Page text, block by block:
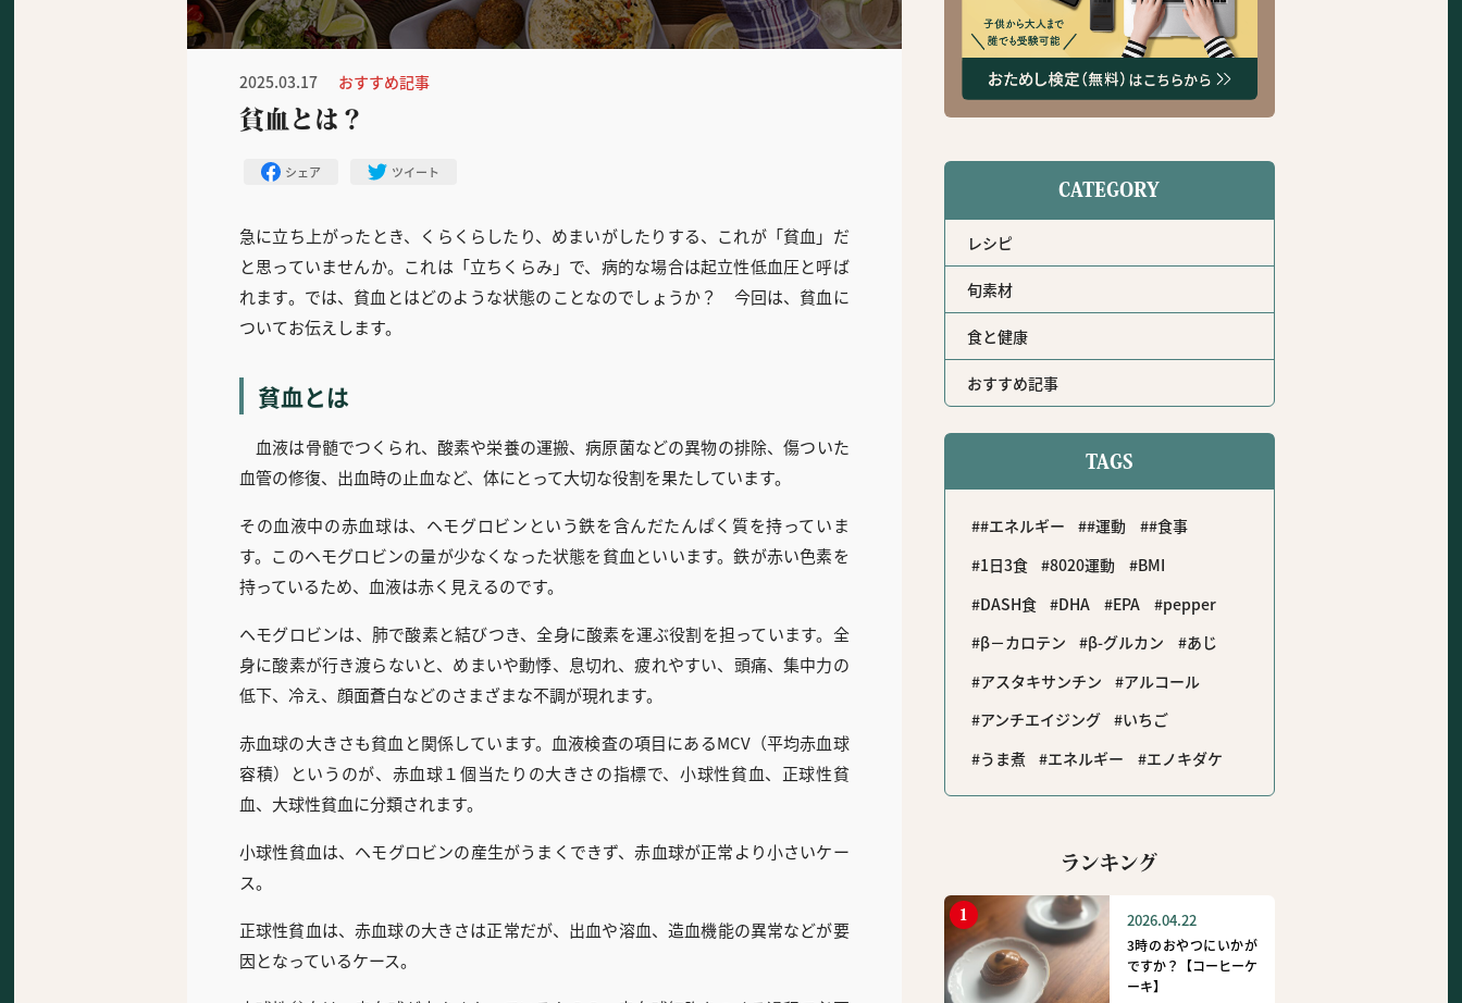
2025.03.17 おすすめ記事
貧血とは？
シェア ツイート
急に立ち上がったとき、くらくらしたり、めまいがしたりする、これが「貧血」だ
と思っていませんか。これは「立ちくらみ」で、病的な場合は起立性低血圧と呼ば
れます。では、貧血とはどのような状態のことなのでしょうか？ 今回は、貧血に
ついてお伝えします。
貧血とは
血液は骨髄でつくられ、酸素や栄養の運搬、病原菌などの異物の排除、傷ついた
血管の修復、出血時の止血など、体にとって大切な役割を果たしています。
その血液中の赤血球は、ヘモグロビンという鉄を含んだたんぱく質を持っていま
す。このヘモグロビンの量が少なくなった状態を貧血といいます。鉄が赤い色素を
持っているため、血液は赤く見えるのです。
ヘモグロビンは、肺で酸素と結びつき、全身に酸素を運ぶ役割を担っています。全
身に酸素が行き渡らないと、めまいや動悸、息切れ、疲れやすい、頭痛、集中力の
低下、冷え、顔面蒼白などのさまざまな不調が現れます。
赤血球の大きさも貧血と関係しています。血液検査の項目にあるMCV（平均赤血球
容積）というのが、赤血球１個当たりの大きさの指標で、小球性貧血、正球性貧
血、大球性貧血に分類されます。
小球性貧血は、ヘモグロビンの産生がうまくできず、赤血球が正常より小さいケー
ス。
正球性貧血は、赤血球の大きさは正常だが、出血や溶血、造血機能の異常などが要
因となっているケース。
CATEGORY
レシピ
旬素材
食と健康
おすすめ記事
TAGS
#エネルギー #運動
#食事
1日3食
8020運動
BMI
DASH食
DHA EPA
pepper
β－カロテン
β-グルカン
あじ
アスタキサンチン
アルコール
アンチエイジング
いちご
うま煮
エネルギー エノキダケ
ランキング
2026.04.22
3時のおやつにいかが
ですか？【コーヒーケ
ーキ】